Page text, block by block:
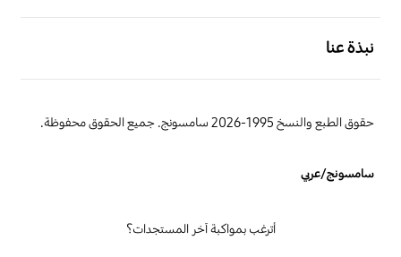
نبذة عنا
حقوق الطبع والنسخ 1995-2026 سامسونج. جميع الحقوق محفوظة.
سامسونج/عربي
أترغب بمواكبة آخر المستجدات؟